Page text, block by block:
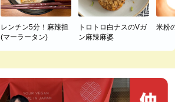
レンチン5分！麻辣担
(マーラータン)
トロトロ白ナスのVガ
ン麻辣麻婆
米粉